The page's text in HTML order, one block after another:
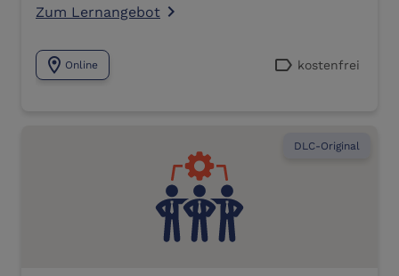
Zum Lernangebot navigate_next
location_on Online label kostenfrei
DLC-Original